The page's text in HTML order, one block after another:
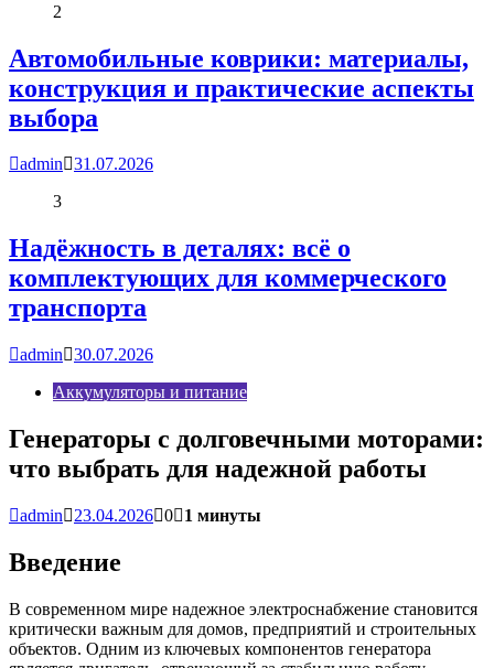
2
Автомобильные коврики: материалы,
конструкция и практические аспекты
выбора
admin 31.07.2026
3
Надёжность в деталях: всё о
комплектующих для коммерческого
транспорта
admin
30.07.2026
Аккумуляторы и питание
Генераторы с долговечными моторами:
что выбрать для надежной работы
admin 23.04.2026 0 1 минуты
Введение
В современном мире надежное электроснабжение становится
критически важным для домов, предприятий и строительных
объектов. Одним из ключевых компонентов генератора